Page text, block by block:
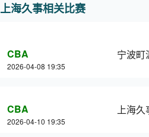
上海久事相关比赛
CBA
2026-04-08 19:35
宁波町
CBA
2026-04-10 19:35
上海久